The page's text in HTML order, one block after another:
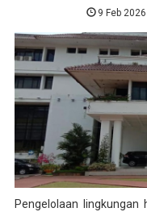
9 Feb 2026
Pengelolaan